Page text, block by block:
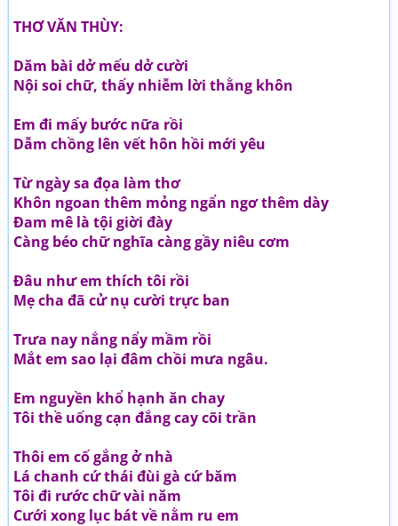
THƠ VĂN THÙY:
Dăm bài dở mếu dở cười
Nội soi chữ, thấy nhiễm lời thằng khôn
Em đi mấy bước nữa rồi
Dẫm chồng lên vết hôn hồi mới yêu
Từ ngày sa đọa làm thơ
Khôn ngoan thêm mỏng ngẩn ngơ thêm dày
Đam mê là tội giời đày
Càng béo chữ nghĩa càng gầy niêu cơm
Đâu như em thích tôi rồi
Mẹ cha đã cử nụ cười trực ban
Trưa nay nắng nẩy mầm rồi
Mắt em sao lại đâm chồi mưa ngâu.
Em nguyền khổ hạnh ăn chay
Tôi thề uống cạn đắng cay cõi trần
Thôi em cố gắng ở nhà
Lá chanh cứ thái đùi gà cứ băm
Tôi đi rước chữ vài năm
Cưới xong lục bát về nằm ru em